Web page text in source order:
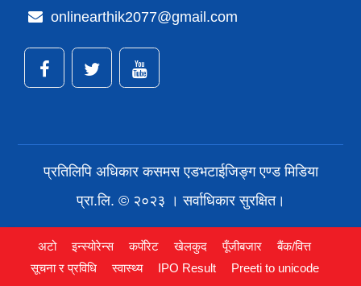
onlinearthik2077@gmail.com
प्रतिलिपि अधिकार कसमस एडभटाईजिङ्ग एण्ड मिडिया
प्रा.लि. © २०२३ । सर्वाधिकार सुरक्षित।
अटो इन्स्योरेन्स कर्पाेरेट खेलकुद पूँजीबजार
बैंक/वित्त
सूचना र प्रविधि
स्वास्थ्य IPO Result Preeti to unicode